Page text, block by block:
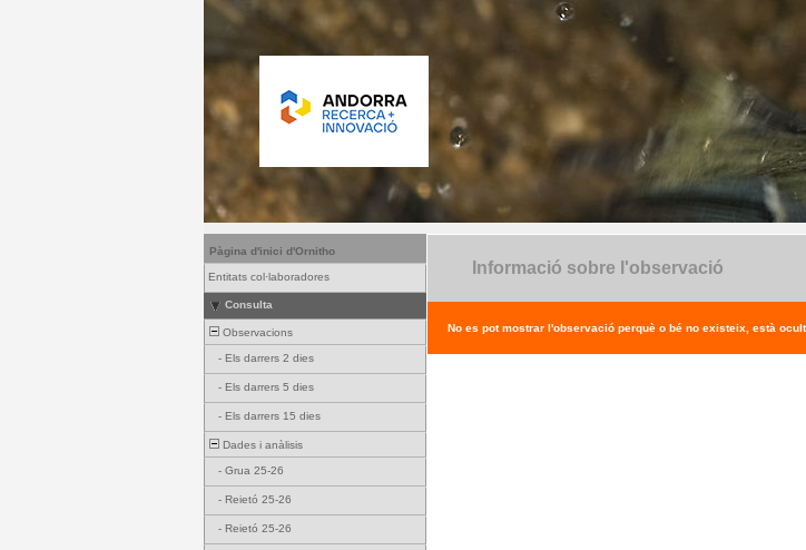
Pàgina d'inici d'Ornitho
Entitats col·laboradores
Consulta
Observacions
- Els darrers 2 dies
- Els darrers 5 dies
- Els darrers 15 dies
Dades i anàlisis
- Grua 25-26
- Reietó 25-26
- Reietó 25-26
Informació sobre l'observació
No es pot mostrar l'observació perquè o bé no existeix, està